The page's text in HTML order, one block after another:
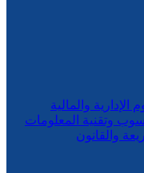
الإدارية والمالية
وتقنية المعلومات
والقانون